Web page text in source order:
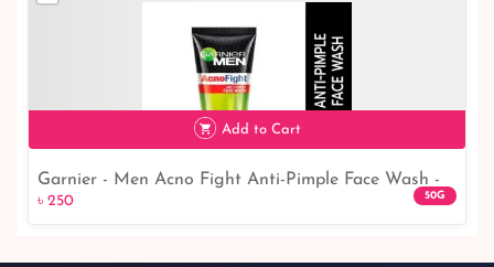
৳ 1,990
Add to Cart
Garnier - Men Acno Fight Anti-Pimple Face Wash -
50gm
৳ 250 50G